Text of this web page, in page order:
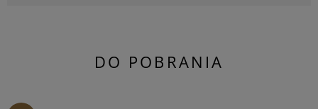
DO POBRANIA